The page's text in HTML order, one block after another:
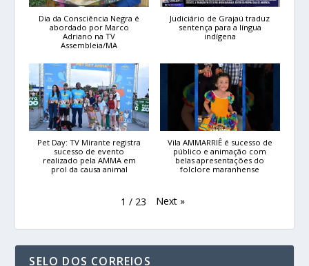
Dia da Consciência Negra é
abordado por Marco
Adriano na TV
Assembleia/MA
Judiciário de Grajaú traduz
sentença para a língua
indígena
Pet Day: TV Mirante registra
sucesso de evento
realizado pela AMMA em
prol da causa animal
Vila AMMARRIÊ é sucesso de
público e animação com
belas apresentações do
folclore maranhense
1 / 23 Next »
SELO DOS CORREIOS